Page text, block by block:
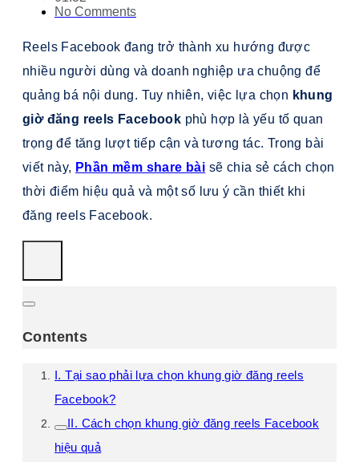
No Comments
Reels Facebook đang trở thành xu hướng được
nhiều người dùng và doanh nghiệp ưa chuộng để
quảng bá nội dung. Tuy nhiên, việc lựa chọn khung
giờ đăng reels Facebook phù hợp là yếu tố quan
trọng để tăng lượt tiếp cận và tương tác. Trong bài
viết này, Phần mềm share bài sẽ chia sẻ cách chọn
thời điểm hiệu quả và một số lưu ý cần thiết khi
đăng reels Facebook.
Contents
I. Tại sao phải lựa chọn khung giờ đăng reels
Facebook?
II. Cách chọn khung giờ đăng reels Facebook
hiệu quả